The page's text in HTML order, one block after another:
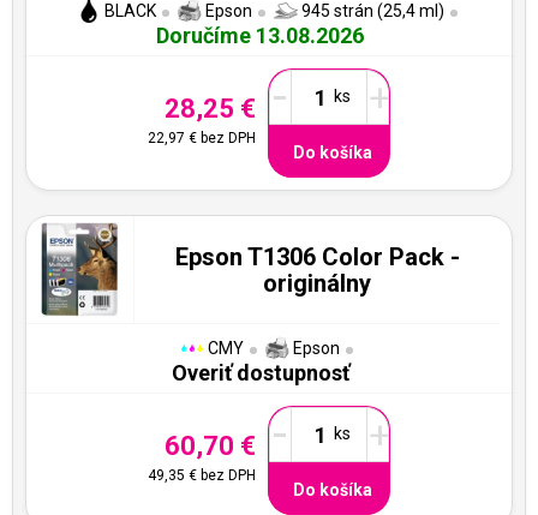
BLACK Epson 945 strán (25,4 ml)
Doručíme 13.08.2026
28,25 €
22,97 € bez DPH
- +
Do košíka
Epson T1306 Color Pack -
originálny
CMY Epson
Overiť dostupnosť
60,70 €
49,35 € bez DPH
- +
Do košíka